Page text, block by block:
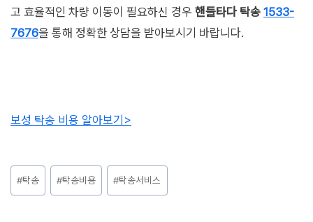
고 효율적인 차량 이동이 필요하신 경우 핸들타다 탁송 1533-
7676을 통해 정확한 상담을 받아보시기 바랍니다.
보성 탁송 비용 알아보기>
Post
Tags:
#탁송 #탁송비용 #탁송서비스